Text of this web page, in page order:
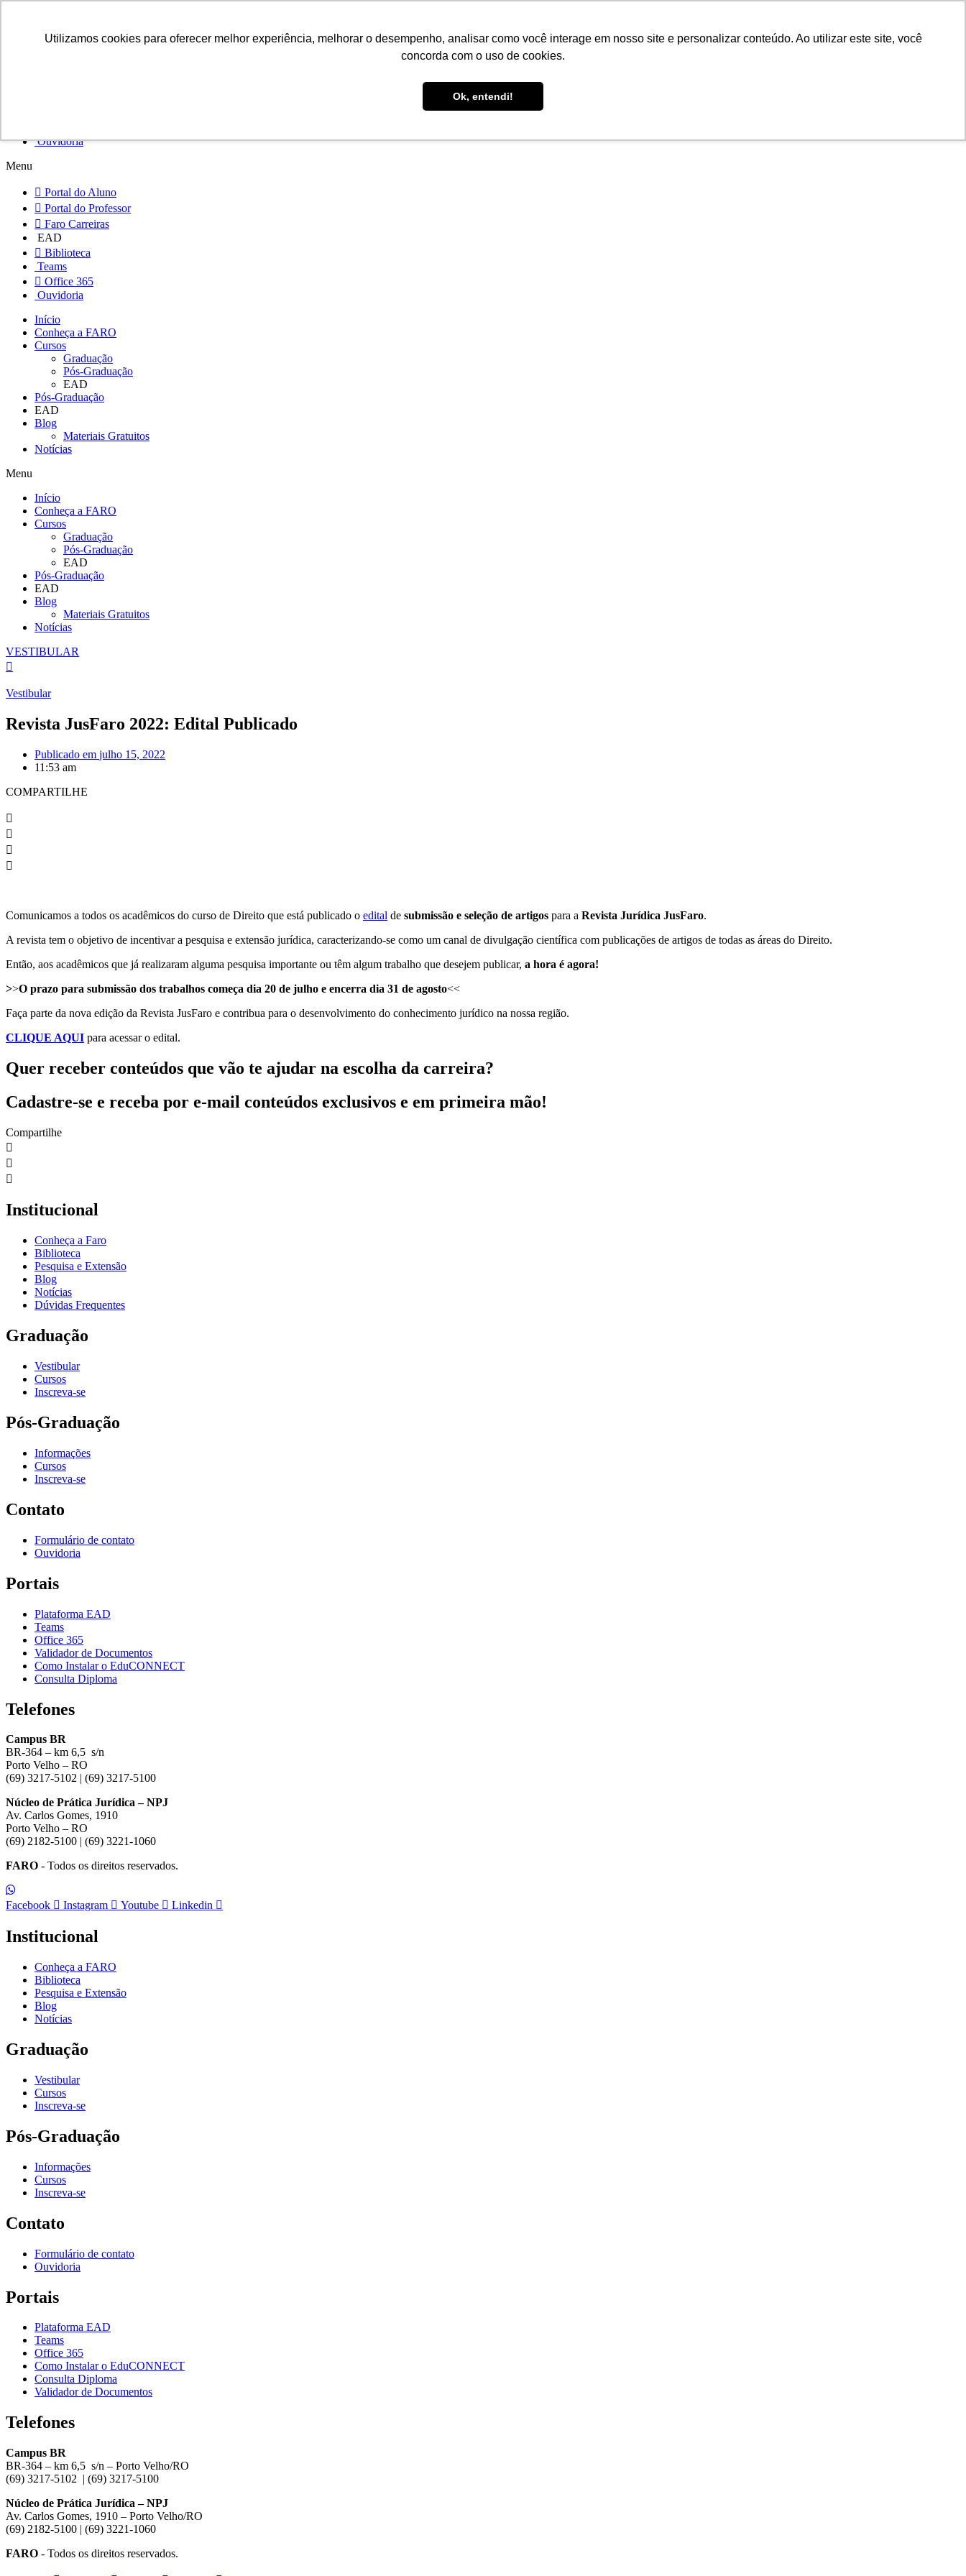
Utilizamos cookies para oferecer melhor experiência, melhorar o desempenho, analisar como você interage em nosso site e personalizar conteúdo. Ao utilizar este site, você
concorda com o uso de cookies.
Ok, entendi!
Portal do Aluno
Ouvidoria
Menu
Portal do Aluno
Portal do Professor
Faro Carreiras
EAD
Biblioteca
Teams
Office 365
Ouvidoria
Início
Conheça a FARO
Cursos
Graduação
Pós-Graduação
EAD
Pós-Graduação
EAD
Blog
Materiais Gratuitos
Notícias
Menu
Início
Conheça a FARO
Cursos
Graduação
Pós-Graduação
EAD
Pós-Graduação
EAD
Blog
Materiais Gratuitos
Notícias
VESTIBULAR
Vestibular
Revista JusFaro 2022: Edital Publicado
Publicado em julho 15, 2022
11:53 am
COMPARTILHE
Comunicamos a todos os acadêmicos do curso de Direito que está publicado o edital de submissão e seleção de artigos para a Revista Jurídica JusFaro.
A revista tem o objetivo de incentivar a pesquisa e extensão jurídica, caracterizando-se como um canal de divulgação científica com publicações de artigos de todas as áreas do Direito.
Então, aos acadêmicos que já realizaram alguma pesquisa importante ou têm algum trabalho que desejem publicar, a hora é agora!
>>O prazo para submissão dos trabalhos começa dia 20 de julho e encerra dia 31 de agosto<<
Faça parte da nova edição da Revista JusFaro e contribua para o desenvolvimento do conhecimento jurídico na nossa região.
CLIQUE AQUI para acessar o edital.
Quer receber conteúdos que vão te ajudar na escolha da carreira?
Cadastre-se e receba por e-mail conteúdos exclusivos e em primeira mão!
Compartilhe
Institucional
Conheça a Faro
Biblioteca
Pesquisa e Extensão
Blog
Notícias
Dúvidas Frequentes
Graduação
Vestibular
Cursos
Inscreva-se
Pós-Graduação
Informações
Cursos
Inscreva-se
Contato
Formulário de contato
Ouvidoria
Portais
Plataforma EAD
Teams
Office 365
Validador de Documentos
Como Instalar o EduCONNECT
Consulta Diploma
Telefones
Campus BR
BR-364 – km 6,5 s/n
Porto Velho – RO
(69) 3217-5102 | (69) 3217-5100
Núcleo de Prática Jurídica – NPJ
Av. Carlos Gomes, 1910
Porto Velho – RO
(69) 2182-5100 | (69) 3221-1060
FARO - Todos os direitos reservados.
Facebook Instagram Youtube Linkedin
Institucional
Conheça a FARO
Biblioteca
Pesquisa e Extensão
Blog
Notícias
Graduação
Vestibular
Cursos
Inscreva-se
Pós-Graduação
Informações
Cursos
Inscreva-se
Contato
Formulário de contato
Ouvidoria
Portais
Plataforma EAD
Teams
Office 365
Como Instalar o EduCONNECT
Consulta Diploma
Validador de Documentos
Telefones
Campus BR
BR-364 – km 6,5 s/n – Porto Velho/RO
(69) 3217-5102 | (69) 3217-5100
Núcleo de Prática Jurídica – NPJ
Av. Carlos Gomes, 1910 – Porto Velho/RO
(69) 2182-5100 | (69) 3221-1060
FARO - Todos os direitos reservados.